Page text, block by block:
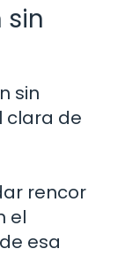
sin
clara de
rencor
el
esa